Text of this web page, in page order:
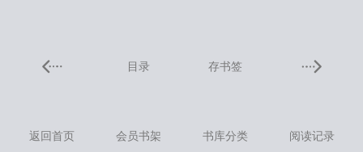
目录 存书签
返回首页 会员书架 书库分类 阅读记录